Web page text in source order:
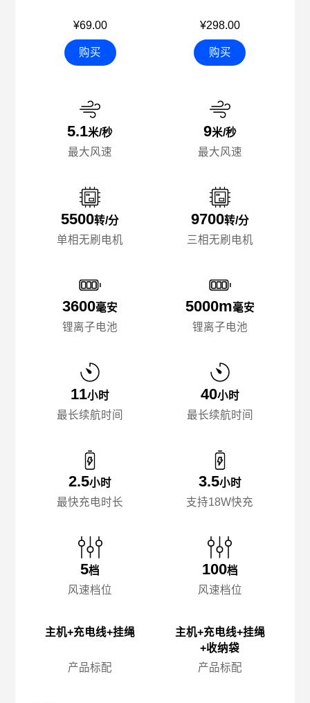
¥69.00
购买
5.1米/秒
最大风速
5500转/分
单相无刷电机
3600毫安
锂离子电池
11小时
最长续航时间
2.5小时
最快充电时长
5档
风速档位
主机+充电线+挂绳
产品标配
¥298.00
购买
9米/秒
最大风速
9700转/分
三相无刷电机
5000m毫安
锂离子电池
40小时
最长续航时间
3.5小时
支持18W快充
100档
风速档位
主机+充电线+挂绳
+收纳袋
产品标配